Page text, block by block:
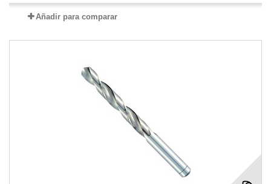
Añadir para comparar